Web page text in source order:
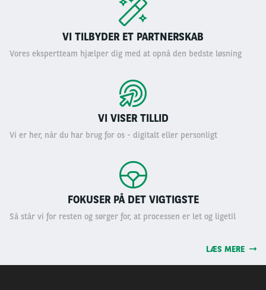
VI TILBYDER ET PARTNERSKAB
Vores ekspertteam hjælper dig med at opnå den bedste løsning
VI VISER TILLID
Vi er her, når du har brug for os - digitalt eller personligt
FOKUSER PÅ DET VIGTIGSTE
Så står vi for resten og sørger for, at processen er let og ligetil
LÆS MERE